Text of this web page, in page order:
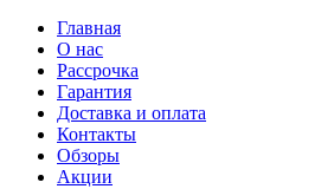
Главная
О нас
Рассрочка
Гарантия
Доставка и оплата
Контакты
Обзоры
Акции